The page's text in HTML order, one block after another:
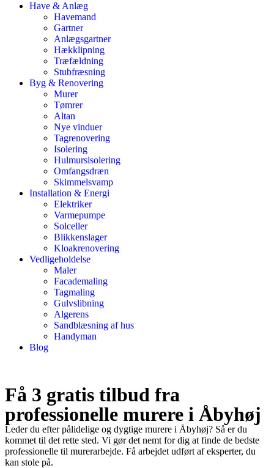
Have & Anlæg
Havemand
Gartner
Anlægsgartner
Hækklipning
Træfældning
Stubfræsning
Byg & Renovering
Murer
Tømrer
Altan
Nye vinduer
Tagrenovering
Isolering
Hulmursisolering
Omfangsdræn
Skimmelsvamp
Installation & Energi
Elektriker
Varmepumpe
Solceller
Blikkenslager
Kloakrenovering
Vedligeholdelse
Maler
Facademaling
Tagmaling
Gulvslibning
Algerens
Sandblæsning af hus
Handyman
Blog
Få 3 gratis tilbud fra
professionelle murere i Åbyhøj
Leder du efter pålidelige og dygtige murere i Åbyhøj? Så er du
kommet til det rette sted. Vi gør det nemt for dig at finde de bedste
professionelle til murerarbejde. Få arbejdet udført af eksperter, du
kan stole på.